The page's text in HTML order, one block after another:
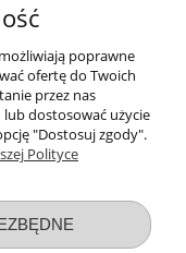
poprawne
ofertę do Twoich
przez nas
dostosować użycie
"Dostosuj zgody".
Polityce